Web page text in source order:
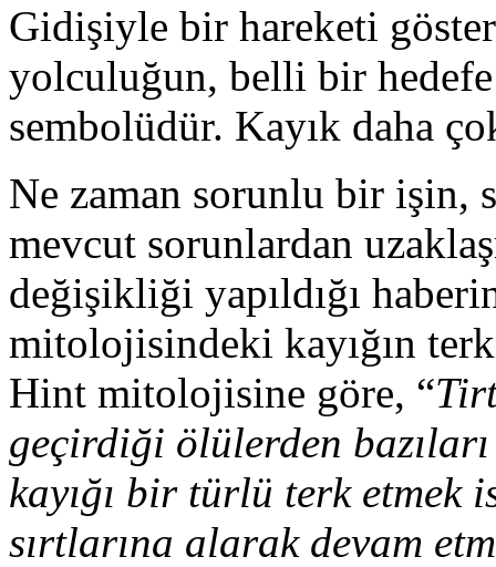
Gidişiyle bir hareketi
yolculuğun, belli bir hedefe
sembolüdür. Kayık daha
Ne zaman sorunlu bir işin,
mevcut sorunlardan
değişikliği yapıldığı
mitolojisindeki kayığın
Hint mitolojisine göre, “
geçirdiği ölülerden
kayığı bir türlü terk etmek
sırtlarına alarak devam